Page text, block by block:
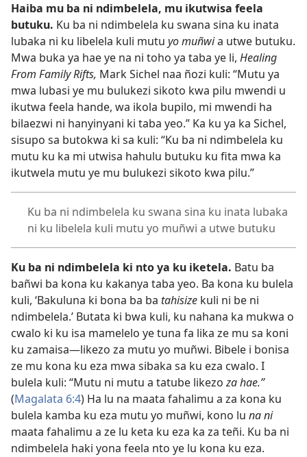
Haiba mu ba ni ndimbelela, mu ikutwisa feela
butuku. Ku ba ni ndimbelela ku swana sina ku inata
lubaka ni ku libelela kuli mutu yo muñwia utwe butuku.
Mwa buka ya hae ye na ni toho ya taba ye li, Healing
From Family Rifts, Mark Sichel naa ñozi kuli: “Mutu ya
mwa lubasi ye mu bulukezi sikoto kwa pilu mwendi u
ikutwa feela hande, wa ikola bupilo, mi mwendi ha
bilaezwi ni hanyinyani ki taba yeo.” Ka ku ya ka Sichel,
sisupo sa butokwa ki sa kuli: “Ku ba ni ndimbelela ku
mutu ku ka mi utwisa hahulu butuku ku fita mwa ka
ikutwela mutu ye mu bulukezi sikoto kwa pilu.”
Ku ba ni ndimbelela ku swana sina ku inata lubaka
ni ku libelela kuli mutu yo muñwi a utwe butuku
Ku ba ni ndimbelela ki nto ya ku iketela. Batu ba
bañwi ba kona ku kakanya taba yeo. Ba kona ku bulela
kuli, ‘Bakuluna ki bona ba ba tahisize kuli ni be ni
ndimbelela.’ Butata ki bwa kuli, ku nahana ka mukwa o
cwalo ki ku isa mamelelo ye tuna fa lika ze mu sa koni
ku zamaisa—likezo za mutu yo muñwi. Bibele i bonisa
ze mu kona ku eza mwa sibaka sa ku eza cwalo. I
bulela kuli: “Mutu ni mutu a tatube likezoza hae.”
(Magalata 6:4) Ha lu na maata fahalimu a za kona ku
bulela kamba ku eza mutu yo muñwi, kono lu na ni
maata fahalimu a ze lu keta ku eza ka za teñi. Ku ba ni
ndimbelela haki yona feela nto ye lu kona ku eza.